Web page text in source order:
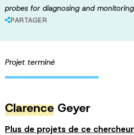
probes for diagnosing and
PARTAGER
Projet terminé
Clarence Geyer
Plus de projets de ce chercheur